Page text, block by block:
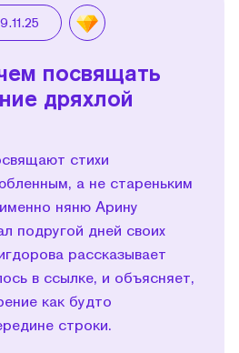
посвящать
дряхлой
стихи
а не стареньким
няню Арину
подругой дней своих
рассказывает
в ссылке, и объясняет,
как будто
строки.